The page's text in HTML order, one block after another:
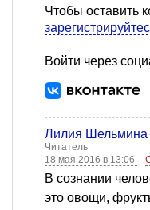
Чтобы оставить
Войти через
Лилия Шельмина
Читатель
18 мая 2016 в 13:06
В сознании
это овощи,